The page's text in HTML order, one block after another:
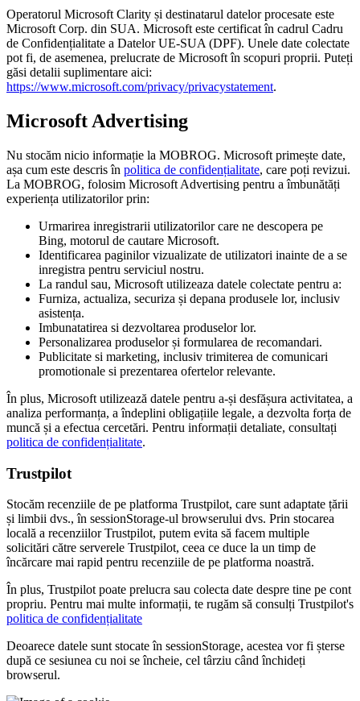
Operatorul Microsoft Clarity și destinatarul datelor procesate este
Microsoft Corp. din SUA. Microsoft este certificat în cadrul Cadru
de Confidențialitate a Datelor UE-SUA (DPF). Unele date colectate
pot fi, de asemenea, prelucrate de Microsoft în scopuri proprii. Puteți
găsi detalii suplimentare aici:
https://www.microsoft.com/privacy/privacystatement.
Microsoft Advertising
Nu stocăm nicio informație la MOBROG. Microsoft primește date,
așa cum este descris în politica de confidențialitate, care poți revizui.
La MOBROG, folosim Microsoft Advertising pentru a îmbunătăți
experiența utilizatorilor prin:
Urmarirea inregistrarii utilizatorilor care ne descopera pe
Bing, motorul de cautare Microsoft.
Identificarea paginilor vizualizate de utilizatori inainte de a se
inregistra pentru serviciul nostru.
La randul sau, Microsoft utilizeaza datele colectate pentru a:
Furniza, actualiza, securiza și depana produsele lor, inclusiv
asistența.
Imbunatatirea si dezvoltarea produselor lor.
Personalizarea produselor și formularea de recomandari.
Publicitate si marketing, inclusiv trimiterea de comunicari
promotionale si prezentarea ofertelor relevante.
În plus, Microsoft utilizează datele pentru a-și desfășura activitatea, a
analiza performanța, a îndeplini obligațiile legale, a dezvolta forța de
muncă și a efectua cercetări. Pentru informații detaliate, consultați
politica de confidențialitate.
Trustpilot
Stocăm recenziile de pe platforma Trustpilot, care sunt adaptate țării
și limbii dvs., în sessionStorage-ul browserului dvs. Prin stocarea
locală a recenziilor Trustpilot, putem evita să facem multiple
solicitări către serverele Trustpilot, ceea ce duce la un timp de
încărcare mai rapid pentru recenziile de pe platforma noastră.
În plus, Trustpilot poate prelucra sau colecta date despre tine pe cont
propriu. Pentru mai multe informații, te rugăm să consulți Trustpilot's
politica de confidențialitate
Deoarece datele sunt stocate în sessionStorage, acestea vor fi șterse
după ce sesiunea cu noi se încheie, cel târziu când închideți
browserul.